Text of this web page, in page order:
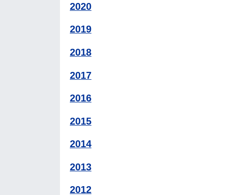
2020
2019
2018
2017
2016
2015
2014
2013
2012